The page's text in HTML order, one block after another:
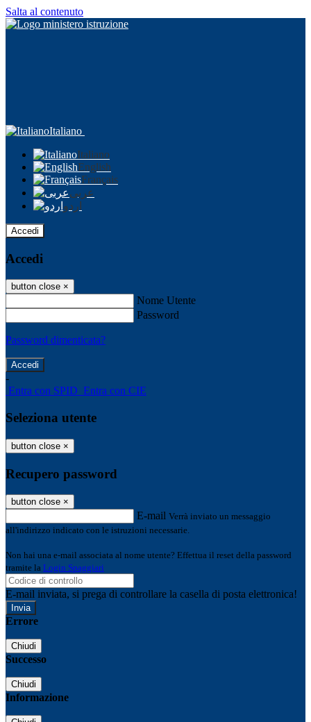
Salta al contenuto
Italiano
Italiano
English
Français
عربى
اردو
Accedi
Accedi
button close ×
Nome Utente
Password
Password dimenticata?
-
Entra con SPID Entra con CIE
Seleziona utente
button close ×
Recupero password
button close ×
E-mail Verrà inviato un messaggio
all'indirizzo indicato con le istruzioni necessarie.
Non hai una e-mail associata al nome utente? Effettua il reset della password
tramite la Login Spaggiari
E-mail inviata, si prega di controllare la casella di posta elettronica!
Errore
Chiudi
Successo
Chiudi
Informazione